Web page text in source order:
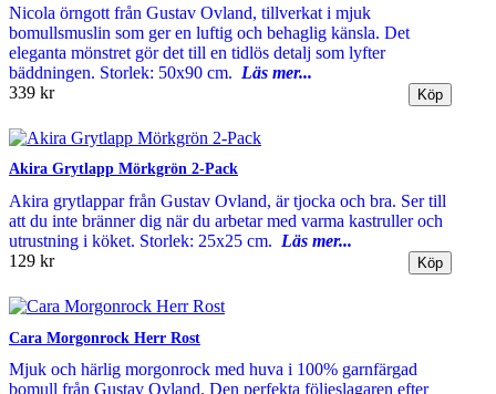
Nicola örngott från Gustav Ovland, tillverkat i mjuk
bomullsmuslin som ger en luftig och behaglig känsla. Det
eleganta mönstret gör det till en tidlös detalj som lyfter
bäddningen. Storlek: 50x90 cm. Läs mer...
339 kr
Akira Grytlapp Mörkgrön 2-Pack
Akira grytlappar från Gustav Ovland, är tjocka och bra. Ser till
att du inte bränner dig när du arbetar med varma kastruller och
utrustning i köket. Storlek: 25x25 cm. Läs mer...
129 kr
Cara Morgonrock Herr Rost
Mjuk och härlig morgonrock med huva i 100% garnfärgad
bomull från Gustav Ovland. Den perfekta följeslagaren efter